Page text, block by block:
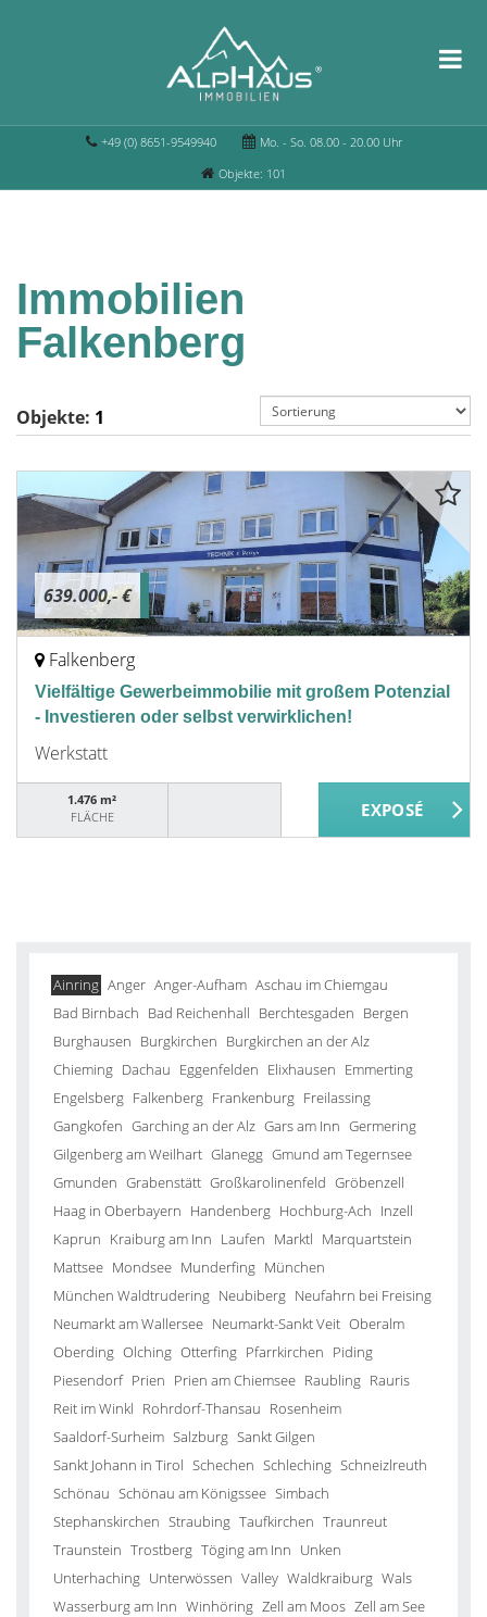
+49 (0) 8651-9549940
Mo. - So. 08.00 - 20.00 Uhr
Objekte: 101
Immobilien
Falkenberg
Objekte: 1
639.000,- €
Falkenberg
Vielfältige Gewerbeimmobilie mit großem Potenzial
- Investieren oder selbst verwirklichen!
Werkstatt
1.476 m²
FLÄCHE
Ainring Anger Anger-Aufham Aschau im Chiemgau
Bad Birnbach Bad Reichenhall Berchtesgaden Bergen
Burghausen Burgkirchen Burgkirchen an der Alz
Chieming Dachau Eggenfelden Elixhausen Emmerting
Engelsberg Falkenberg Frankenburg Freilassing
Gangkofen Garching an der Alz Gars am Inn Germering
Gilgenberg am Weilhart Glanegg Gmund am Tegernsee
Gmunden Grabenstätt Großkarolinenfeld Gröbenzell
Haag in Oberbayern Handenberg Hochburg-Ach Inzell
Kaprun Kraiburg am Inn Laufen Marktl Marquartstein
Mattsee Mondsee Munderfing München
München Waldtrudering Neubiberg Neufahrn bei Freising
Neumarkt am Wallersee Neumarkt-Sankt Veit Oberalm
Oberding Olching Otterfing Pfarrkirchen Piding
Piesendorf Prien Prien am Chiemsee Raubling Rauris
Reit im Winkl Rohrdorf-Thansau Rosenheim
Saaldorf-Surheim Salzburg Sankt Gilgen
Sankt Johann in Tirol Schechen Schleching Schneizlreuth
Schönau Schönau am Königssee Simbach
Stephanskirchen Straubing Taufkirchen Traunreut
Traunstein Trostberg Töging am Inn Unken
Unterhaching Unterwössen Valley Waldkraiburg Wals
Wasserburg am Inn Winhöring Zell am Moos Zell am See